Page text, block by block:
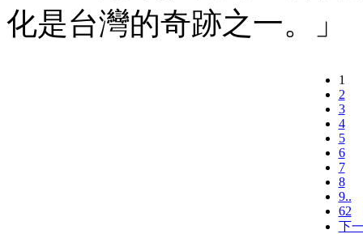
化是台灣的奇跡之一。」
1
2
3
4
5
6
7
8
9..
62
下